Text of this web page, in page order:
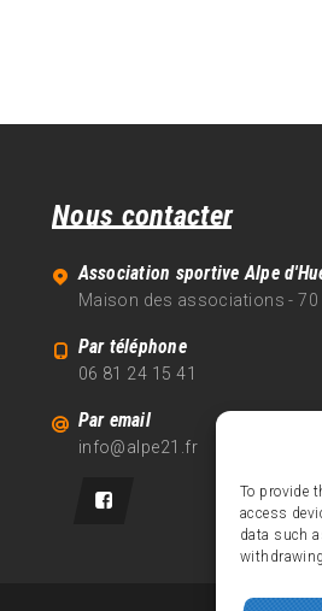
To provide
access
data such
Nous contacter
Association sportive Alpe
Maison des associations - 70
Par téléphone
06 81 24 15 41
Par email
info@alpe21.fr